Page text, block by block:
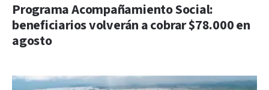
Programa Acompañamiento Social:
beneficiarios volverán a cobrar $78.000 en
agosto